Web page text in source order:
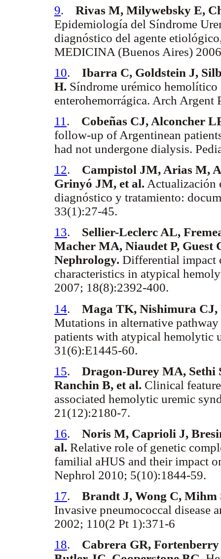
9. Rivas M, Milywebsky E,
Epidemiología del Síndrome
diagnóstico del agente
MEDICINA (Buenos Aires)
10. Ibarra C, Goldstein J,
H. Síndrome urémico
enterohemorrágica. Arch
11 . Cobeñas CJ, Alconcher
follow-up of Argentinean
had not undergone dialysis.
12. Campistol JM, Arias M,
Grinyó JM, et al. Actualización
diagnóstico y tratamiento:
33(1):27-45.
13. Sellier-Leclerc AL,
Macher MA, Niaudet P, Guest
Nephrology. Differential impact
characteristics in atypical
2007; 18(8):2392-400.
14. Maga TK, Nishimura CJ,
Mutations in alternative
patients with atypical hemolytic
31(6):E1445-60.
15. Dragon-Durey MA, Sethi
Ranchin B, et al. Clinical
associated hemolytic uremic
21(12):2180-7.
16. Noris M, Caprioli J,
al. Relative role of genetic
familial aHUS and their impact
Nephrol 2010; 5(10):1844-59.
17. Brandt J, Wong C, Mihm
Invasive pneumococcal disease
2002; 110(2 Pt 1):371-6
18. Cabrera GR,